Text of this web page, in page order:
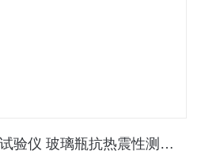
KZY-06啤酒瓶冷热冲击试验仪 玻璃瓶抗热震性测试仪